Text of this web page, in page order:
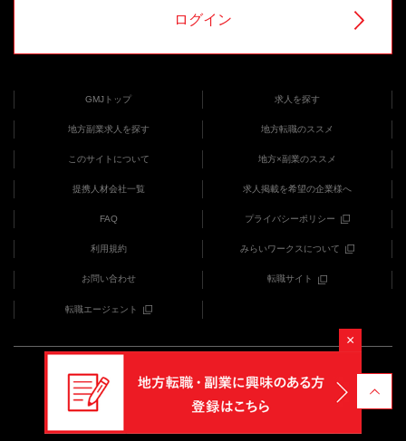
ログイン
GMJトップ 求人を探す
地方副業求人を探す 地方転職のススメ
このサイトについて 地方×副業のススメ
提携人材会社一覧 求人掲載を希望の企業様へ
FAQ プライバシーポリシー
利用規約 みらいワークスについて
お問い合わせ 転職サイト
転職エージェント
COPYRIGHT (C) みらいワークス provides GMJ
×